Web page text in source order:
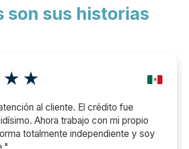
son sus historias
al cliente. El crédito fue
Ahora trabajo con mi propio
totalmente independiente y soy